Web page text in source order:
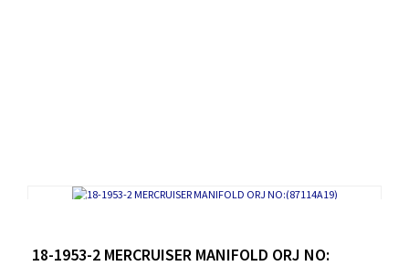
18-1953-2 MERCRUISER MANIFOLD ORJ NO: